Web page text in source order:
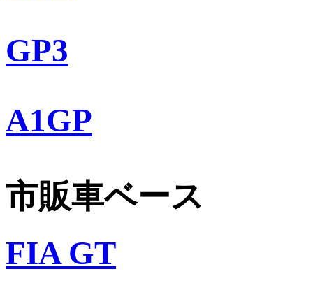
GP3
A1GP
市販車ベース
FIA GT